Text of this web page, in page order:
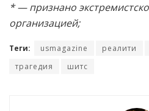
* — признано
организацией;
Теги: usmagazine реалити
трагедия
шитс